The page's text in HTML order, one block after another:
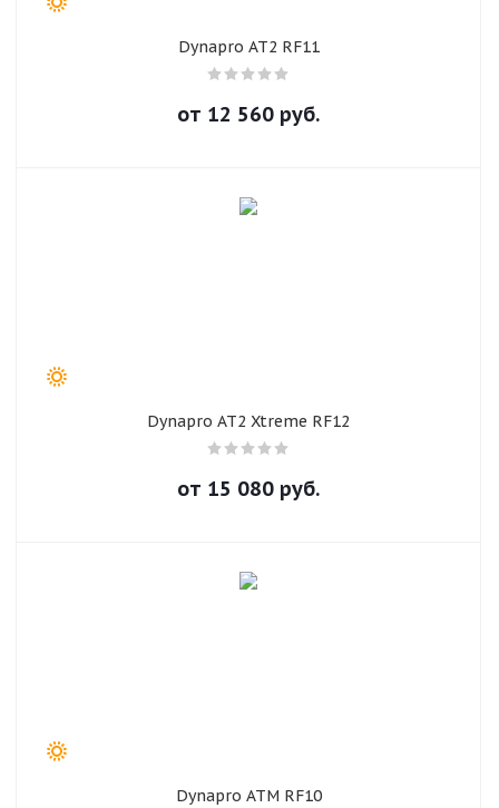
Dynapro AT2 RF11
от 12 560 руб.
Dynapro AT2 Xtreme RF12
от 15 080 руб.
Dynapro ATM RF10
plait.ru